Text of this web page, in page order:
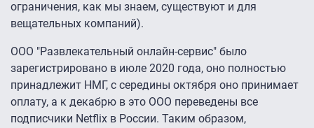
ограничения, как мы знаем, существуют и для
вещательных компаний).
ООО "Развлекательный онлайн-сервис" было
зарегистрировано в июле 2020 года, оно полностью
принадлежит НМГ, с середины октября оно принимает
оплату, а к декабрю в это ООО переведены все
подписчики Netflix в России. Таким образом,